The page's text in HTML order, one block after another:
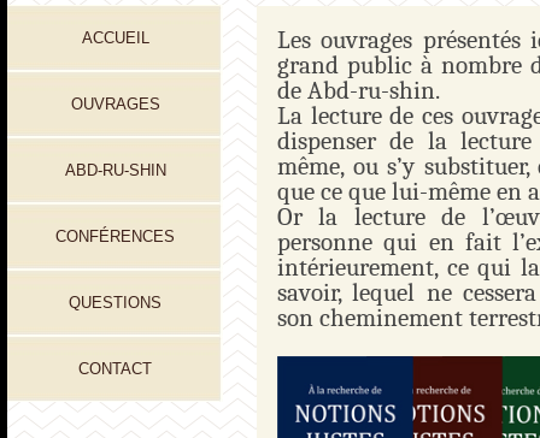
ACCUEIL
OUVRAGES
ABD-RU-SHIN
CONFÉRENCES
QUESTIONS
CONTACT
Les ouvrages
grand public à nombre
de Abd-ru-shin.
La lecture de ces
dispenser de la
même, ou s’y
que ce que lui-même en
Or la lecture de
personne qui en fait
intérieurement, ce qui
savoir, lequel ne
son cheminement